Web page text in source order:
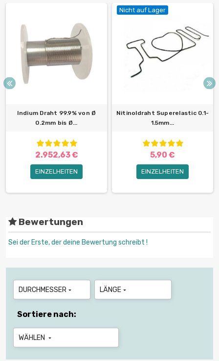
Indium Draht 99.9% von Ø
0.2mm bis Ø...
2.952,63 €
EINZELHEITEN
Nicht auf Lager
Nitinoldraht Superelastic 0.1-
1.5mm...
5,90 €
EINZELHEITEN
Bewertungen
Sei der Erste, der deine Bewertung schreibt !
DURCHMESSER  LÄNGE 
Sortiere nach:
WÄHLEN 